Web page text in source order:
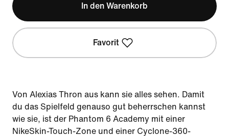
In den Warenkorb
Favorit
Von Alexias Thron aus kann sie alles sehen. Damit
du das Spielfeld genauso gut beherrschen kannst
wie sie, ist der Phantom 6 Academy mit einer
NikeSkin-Touch-Zone und einer Cyclone-360-